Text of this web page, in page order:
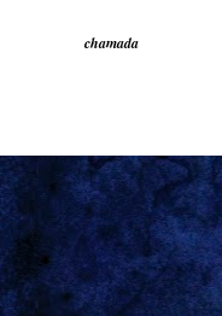
chamada